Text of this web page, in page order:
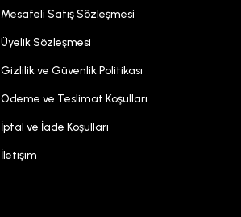
Mesafeli Satış Sözleşmesi
Üyelik Sözleşmesi
Gizlilik ve Güvenlik Politikası
Ödeme ve Teslimat Koşulları
İptal ve İade Koşulları
İletişim